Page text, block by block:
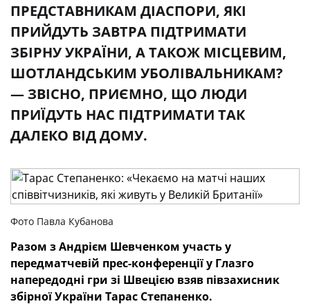
ПРЕДСТАВНИКАМ ДІАСПОРИ, ЯКІ
ПРИЙДУТЬ ЗАВТРА ПІДТРИМАТИ
ЗБІРНУ УКРАЇНИ, А ТАКОЖ МІСЦЕВИМ,
ШОТЛАНДСЬКИМ УБОЛІВАЛЬНИКАМ?
— ЗВІСНО, ПРИЄМНО, ЩО ЛЮДИ
ПРИЇДУТЬ НАС ПІДТРИМАТИ ТАК
ДАЛЕКО ВІД ДОМУ.
Фото Павла Кубанова
Разом з Андрієм Шевченком участь у
передматчевій прес-конференції у Глазго
напередодні гри зі Швецією взяв півзахисник
збірної України Тарас Степаненко.